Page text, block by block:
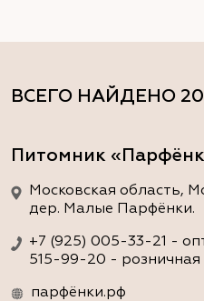
ВСЕГО НАЙДЕНО
Питомник
Московская область,
дер. Малые Парфёнки.
+7 (925) 005-33-21 -
515-99-20 - розничная
парфёнки.рф